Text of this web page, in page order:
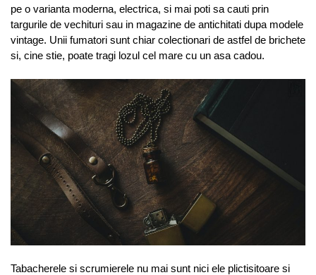
pe o varianta moderna, electrica, si mai poti sa cauti prin
targurile de vechituri sau in magazine de antichitati dupa modele
vintage. Unii fumatori sunt chiar colectionari de astfel de brichete
si, cine stie, poate tragi lozul cel mare cu un asa cadou.
Tabacherele si scrumierele nu mai sunt nici ele plictisitoare si